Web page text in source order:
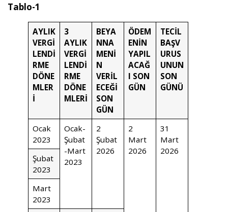
Tablo-1
AYLIK
VERGİ
LENDİ
RME
DÖNE
MLER
İ
3
AYLIK
VERGİ
LENDİ
RME
DÖNE
MLERİ
BEYA
NNA
MENİ
N
VERİL
ECEĞİ
SON
GÜN
ÖDEM
ENİN
YAPIL
ACAĞ
I SON
GÜN
TECİL
BAŞV
URUS
UNUN
SON
GÜNÜ
Ocak
2023
Ocak-
Şubat
-Mart
2023
2
Şubat
2026
2
Mart
2026
31
Mart
2026
Şubat
2023
Mart
2023